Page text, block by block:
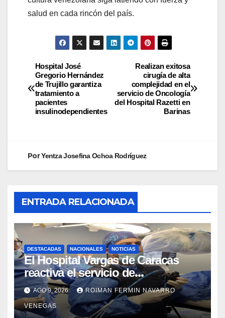
salud en cada rincón del país.
Realizan exitosa
cirugía de alta
complejidad en el
servicio de Oncología
del Hospital Razetti en
Barinas
Hospital José
Gregorio Hernández
de Trujillo garantiza
tratamiento a
pacientes
insulinodependientes
PorYentza Josefina Ochoa Rodríguez
ENTRADA RELACIONADA
DESTACADAS NACIONALES NOTICIAS
El Hospital Vargas de Caracas
reactiva el servicio de
Colangiopancreatografía
Retrógrada Endoscópica para
beneficiar a cientos de pacientes
AGO 9, 2026 ROIMAN FERMIN NAVARRO
VENEGAS